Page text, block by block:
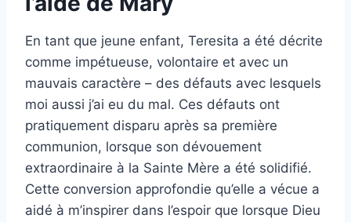
En tant que jeune enfant, Teresita a été décrite
comme impétueuse, volontaire et avec un
mauvais caractère – des défauts avec lesquels
moi aussi j’ai eu du mal. Ces défauts ont
pratiquement disparu après sa première
communion, lorsque son dévouement
extraordinaire à la Sainte Mère a été solidifié.
Cette conversion approfondie qu’elle a vécue a
aidé à m’inspirer dans l’espoir que lorsque Dieu